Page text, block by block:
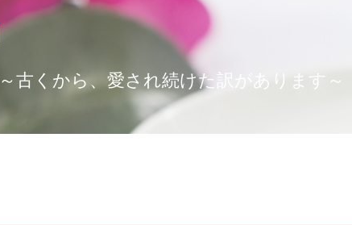
～古くから、愛され続けた訳があります～